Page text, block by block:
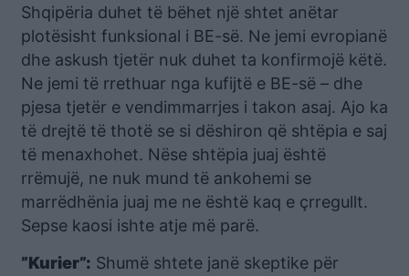
Shqipëria duhet të bëhet një shtet anëtar
plotësisht funksional i BE-së. Ne jemi evropianë
dhe askush tjetër nuk duhet ta konfirmojë këtë.
Ne jemi të rrethuar nga kufijtë e BE-së – dhe
pjesa tjetër e vendimmarrjes i takon asaj. Ajo ka
të drejtë të thotë se si dëshiron që shtëpia e saj
të menaxhohet. Nëse shtëpia juaj është
rrëmujë, ne nuk mund të ankohemi se
marrëdhënia juaj me ne është kaq e çrregullt.
Sepse kaosi ishte atje më parë.
”Kurier”: Shumë shtete janë skeptike për